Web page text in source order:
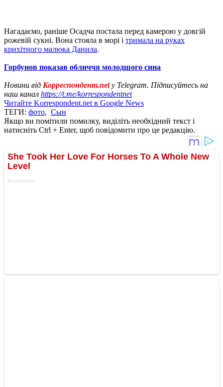
Нагадаємо, раніше Осадча постала перед камерою у довгій
рожевій сукні. Вона стояла в морі і тримала на руках
крихітного малюка Данила.
Горбунов показав обличчя молодшого сина
Новини від Корреспондент.netу Telegram. Підписуйтесь на
наш канал https://t.me/korrespondentnet
Читайте Korrespondent.net в Google News
ТЕГИ: фото, Сын
Якщо ви помітили помилку, виділіть необхідний текст і
натисніть Ctrl + Enter, щоб повідомити про це редакцію.